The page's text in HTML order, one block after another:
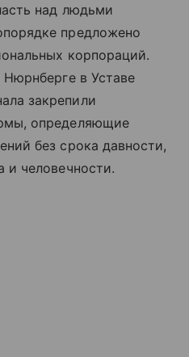
над людьми
предложено
корпораций.
в Уставе
закрепили
определяющие
без срока давности,
и человечности.